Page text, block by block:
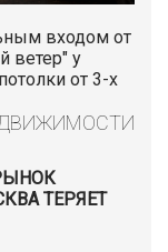
входом от
ветер" у
от 3-х
ТЕРЯЕТ